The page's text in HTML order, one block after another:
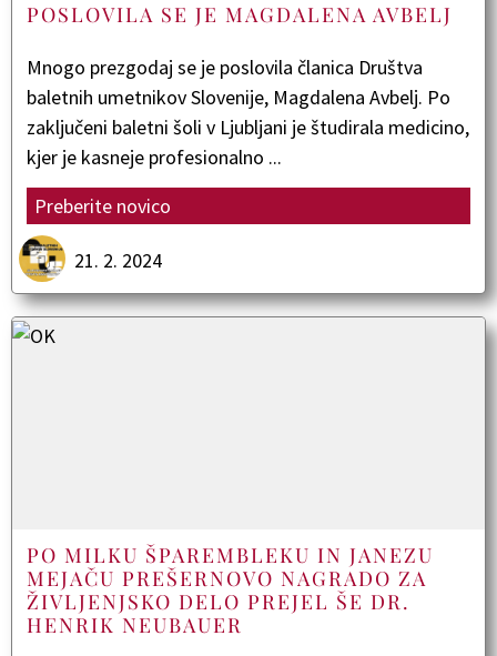
POSLOVILA SE JE MAGDALENA AVBELJ
Mnogo prezgodaj se je poslovila članica Društva
baletnih umetnikov Slovenije, Magdalena Avbelj. Po
zaključeni baletni šoli v Ljubljani je študirala medicino,
kjer je kasneje profesionalno ...
Preberite novico
21. 2. 2024
PO MILKU ŠPAREMBLEKU IN JANEZU
MEJAČU PREŠERNOVO NAGRADO ZA
ŽIVLJENJSKO DELO PREJEL ŠE DR.
HENRIK NEUBAUER